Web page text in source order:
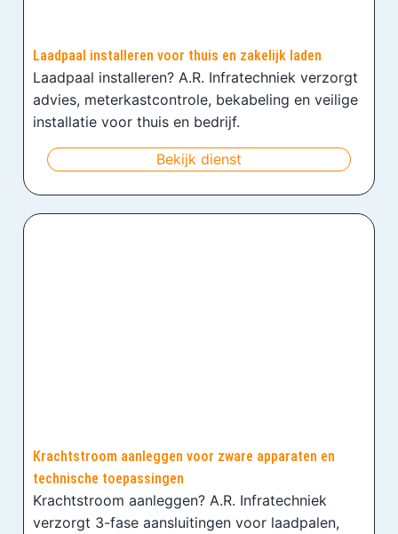
Laadpaal installeren voor thuis en zakelijk laden
Laadpaal installeren? A.R. Infratechniek verzorgt
advies, meterkastcontrole, bekabeling en veilige
installatie voor thuis en bedrijf.
Bekijk dienst
Krachtstroom aanleggen voor zware apparaten en
technische toepassingen
Krachtstroom aanleggen? A.R. Infratechniek
verzorgt 3-fase aansluitingen voor laadpalen,